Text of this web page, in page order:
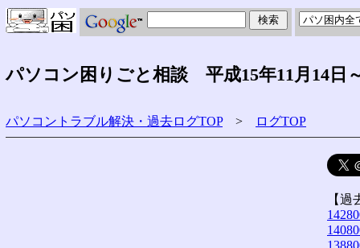
パソコン困りごと相談 平成15年11月14日
パソコントラブル解決・過去ログTOP> ログTOP
【